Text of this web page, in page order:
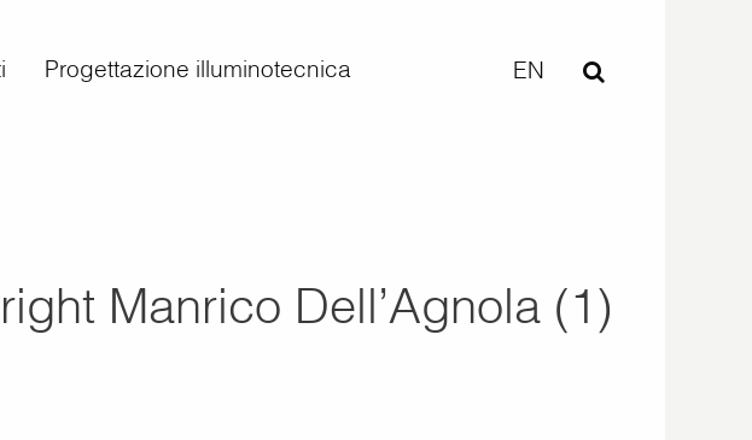
Progettazione illuminotecnica EN
Manrico Dell’Agnola (1)